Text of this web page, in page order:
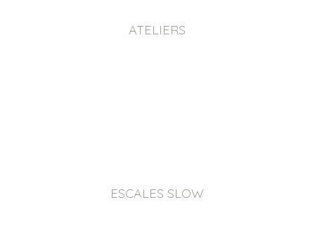
ATELIERS
ESCALES SLOW